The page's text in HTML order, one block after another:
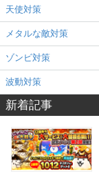
天使対策
メタルな敵対策
ゾンビ対策
波動対策
新着記事